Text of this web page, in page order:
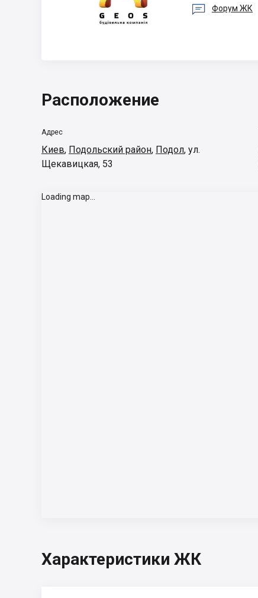
 Форум ЖК
Расположение
Адрес
Киев, Подольский район, Подол, ул.
Щекавицкая, 53
Loading map...
Характеристики ЖК